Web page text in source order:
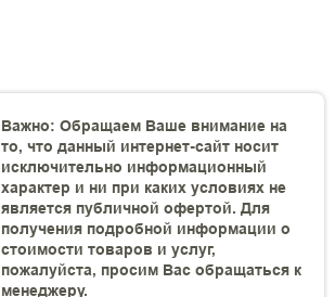
Важно: Обращаем Ваше внимание на
то, что данный интернет-сайт носит
исключительно информационный
характер и ни при каких условиях не
является публичной офертой. Для
получения подробной информации о
стоимости товаров и услуг,
пожалуйста, просим Вас обращаться к
менеджеру.